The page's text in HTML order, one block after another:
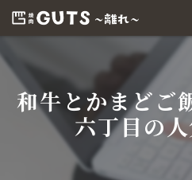
和牛とかまどご
六丁目の